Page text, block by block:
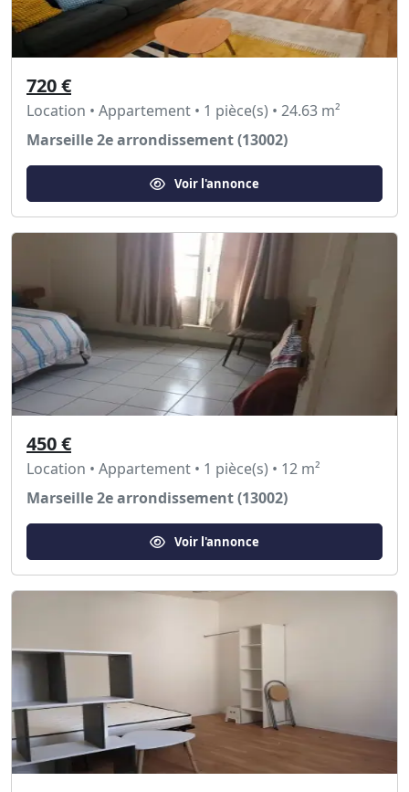
720 €
Location • Appartement • 1 pièce(s) • 24.63 m²
Marseille 2e arrondissement (13002)
Voir l'annonce
450 €
Location • Appartement • 1 pièce(s) • 12 m²
Marseille 2e arrondissement (13002)
Voir l'annonce